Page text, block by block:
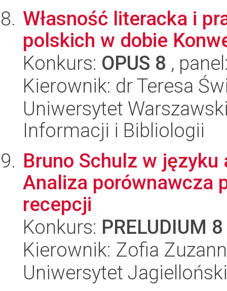
Własność literacka i
polskich w dobie
Konkurs: OPUS 8 ,
Kierownik: dr Teresa
Uniwersytet
Informacji i Bibliologii
Bruno Schulz w
Analiza porównawcza
recepcji
Konkurs: PRELUDIUM 8
Kierownik: Zofia
Uniwersytet